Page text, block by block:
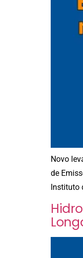
Novo
de
Instituto